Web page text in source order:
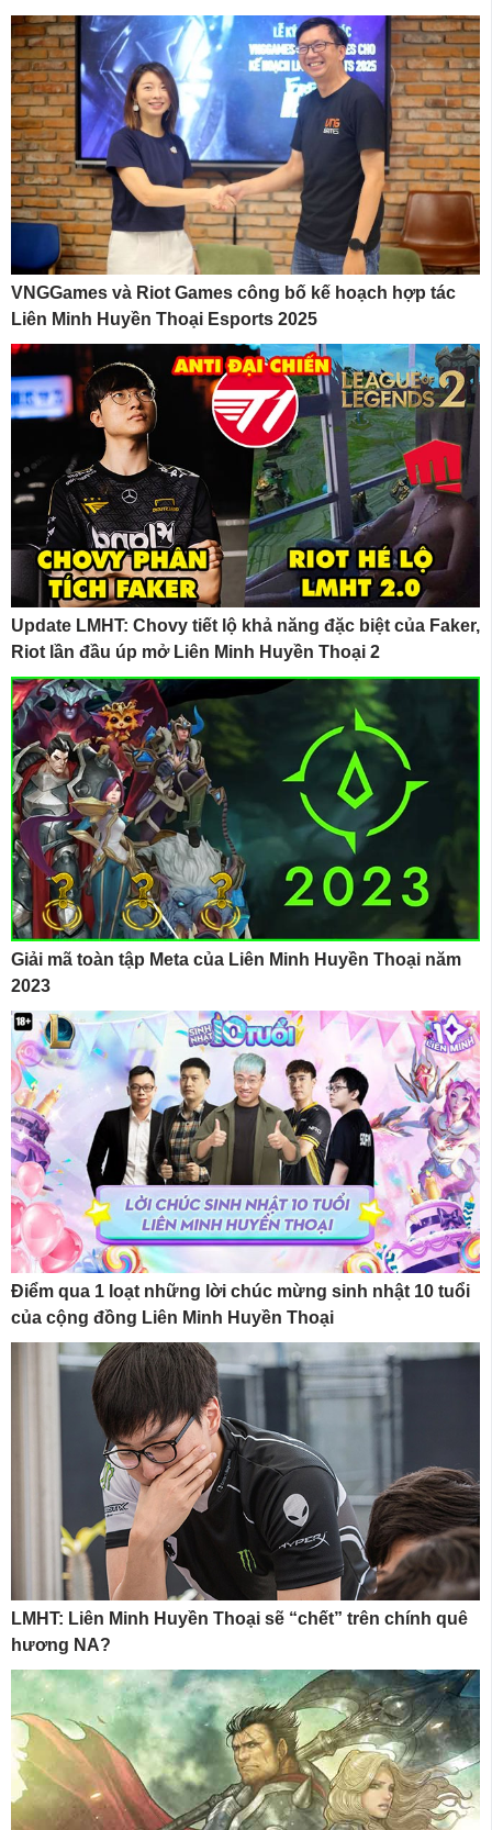
VNGGames và Riot Games công bố kế hoạch hợp tác
Liên Minh Huyền Thoại Esports 2025
Update LMHT: Chovy tiết lộ khả năng đặc biệt của Faker,
Riot lần đầu úp mở Liên Minh Huyền Thoại 2
Giải mã toàn tập Meta của Liên Minh Huyền Thoại năm
2023
Điểm qua 1 loạt những lời chúc mừng sinh nhật 10 tuổi
của cộng đồng Liên Minh Huyền Thoại
LMHT: Liên Minh Huyền Thoại sẽ “chết” trên chính quê
hương NA?